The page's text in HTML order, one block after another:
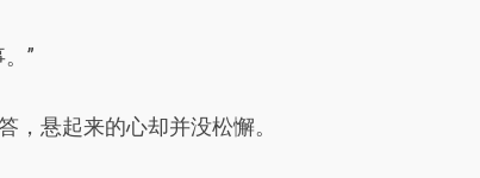
”
，悬起来的心却并没松懈。